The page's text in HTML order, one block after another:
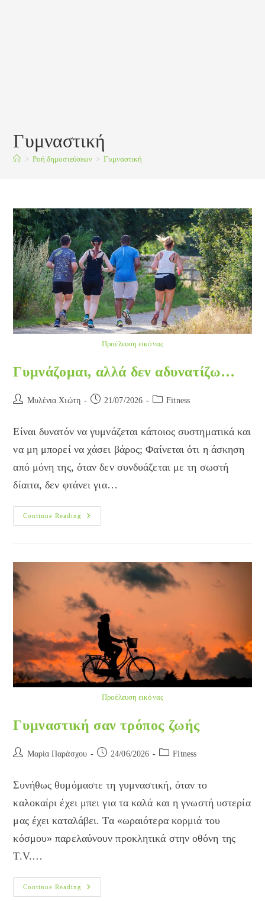
Γυμναστική
> Ροή δημοσιεύσεων > Γυμναστική
Προέλευση εικόνας
Γυμνάζομαι, αλλά δεν αδυνατίζω…
Post Μυλένια Χιώτη
Post 21/07/2026
PostFitness
Είναι δυνατόν να γυμνάζεται κάποιος συστηματικά και
να μη μπορεί να χάσει βάρος; Φαίνεται ότι η άσκηση
από μόνη της, όταν δεν συνδυάζεται με τη σωστή
δίαιτα, δεν φτάνει για…
Continue Reading
Γυμνάζομαι,
Αλλά
Προέλευση εικόνας
Γυμναστική σαν τρόπος ζωής
Post Μαρία Παράσχου
Post 24/06/2026
PostFitness
Συνήθως θυμόμαστε τη γυμναστική, όταν το
καλοκαίρι έχει μπει για τα καλά και η γνωστή υστερία
μας έχει καταλάβει. Τα «ωραιότερα κορμιά του
κόσμου» παρελαύνουν προκλητικά στην οθόνη της
T.V.…
Continue Reading
Γυμναστική
Σαν